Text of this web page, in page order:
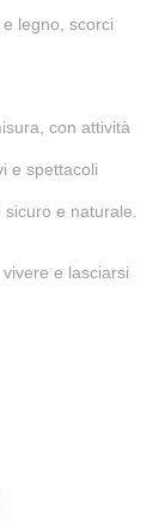
legno, scorci
con attività
e spettacoli
e naturale.
e lasciarsi